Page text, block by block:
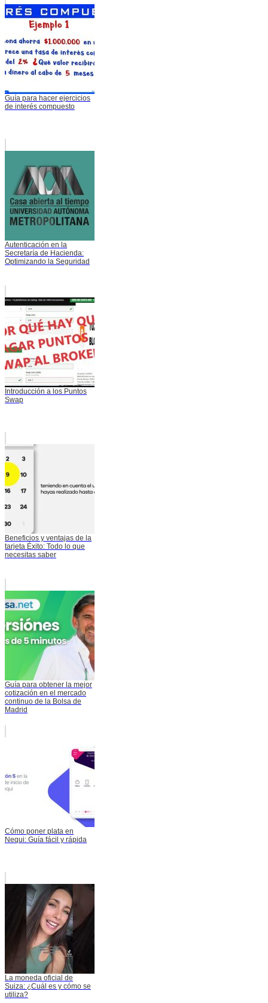
Guía para hacer ejercicios
de interés compuesto
Autenticación en la
Secretaría de Hacienda:
Optimizando la Seguridad
Introducción a los Puntos
Swap
Beneficios y ventajas de la
tarjeta Éxito: Todo lo que
necesitas saber
Guía para obtener la mejor
cotización en el mercado
continuo de la Bolsa de
Madrid
Cómo poner plata en
Nequi: Guía fácil y rápida
La moneda oficial de
Suiza: ¿Cuál es y cómo se
utiliza?